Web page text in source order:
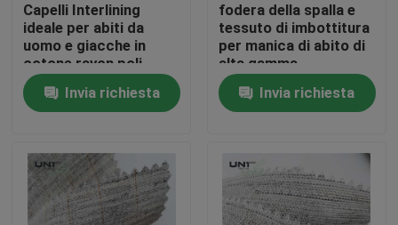
Casa.
Prodotti
Su di noi
Capelli Interlining
ideale per abiti da
uomo e giacche in
cotone rayon poli
capelli di capra con
rigido e liscio elastico
palmare
Invia richiesta
fodera della spalla e
tessuto di imbottitura
per manica di abito di
alta gamma
Invia richiesta